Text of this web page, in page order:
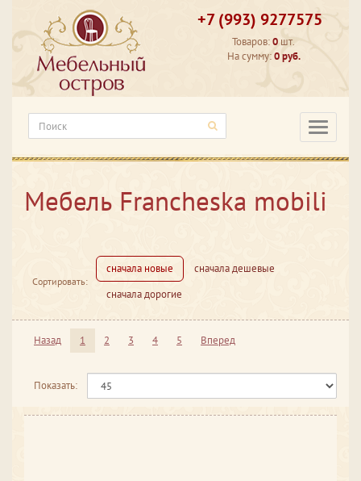
+7 (993) 9277575
Товаров:0 шт.
На сумму:0 руб.
Мебель Francheska mobili
Сортировать:
сначала новые
сначала дешевые
сначала дорогие
Назад 1 2 3 4 5 Вперед
Показать: